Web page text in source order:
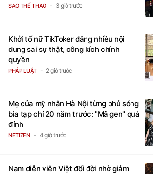
SAO THỂ THAO 3 giờ trước
Khởi tố nữ TikToker đăng nhiều nội
dung sai sự thật, công kích chính
quyền
PHÁP LUẬT 2 giờ trước
Mẹ của mỹ nhân Hà Nội từng phủ sóng
bìa tạp chí 20 năm trước: "Mã gen" quá
đỉnh
NETIZEN 4 giờ trước
Nam diễn viên Việt đổi đời nhờ giảm